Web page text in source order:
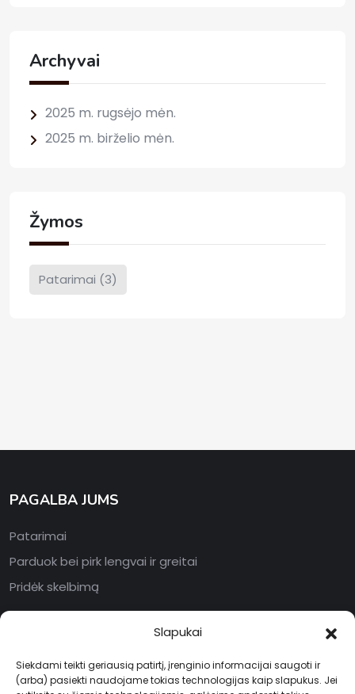
Slapukai
Siekdami teikti geriausią patirtį, įrenginio informacijai saugoti ir
(arba) pasiekti naudojame tokias technologijas kaip slapukus. Jei
Archyvai
2025 m. rugsėjo mėn.
2025 m. birželio mėn.
Žymos
Patarimai (3)
PAGALBA JUMS
Patarimai
Parduok bei pirk lengvai ir greitai
Pridėk skelbimą
Įrašai bei naujienos